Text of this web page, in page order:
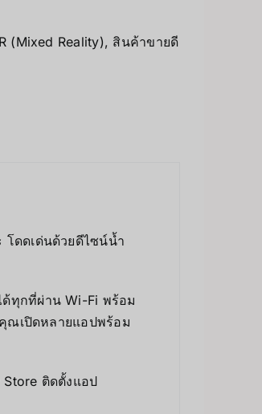
(Mixed Reality), สินค้าขายดี
โดดเด่นด้วยดีไซน์น้ำ
ทุกที่ผ่าน Wi-Fi พร้อม
ณเปิดหลายแอปพร้อม
Store ติดตั้งแอป